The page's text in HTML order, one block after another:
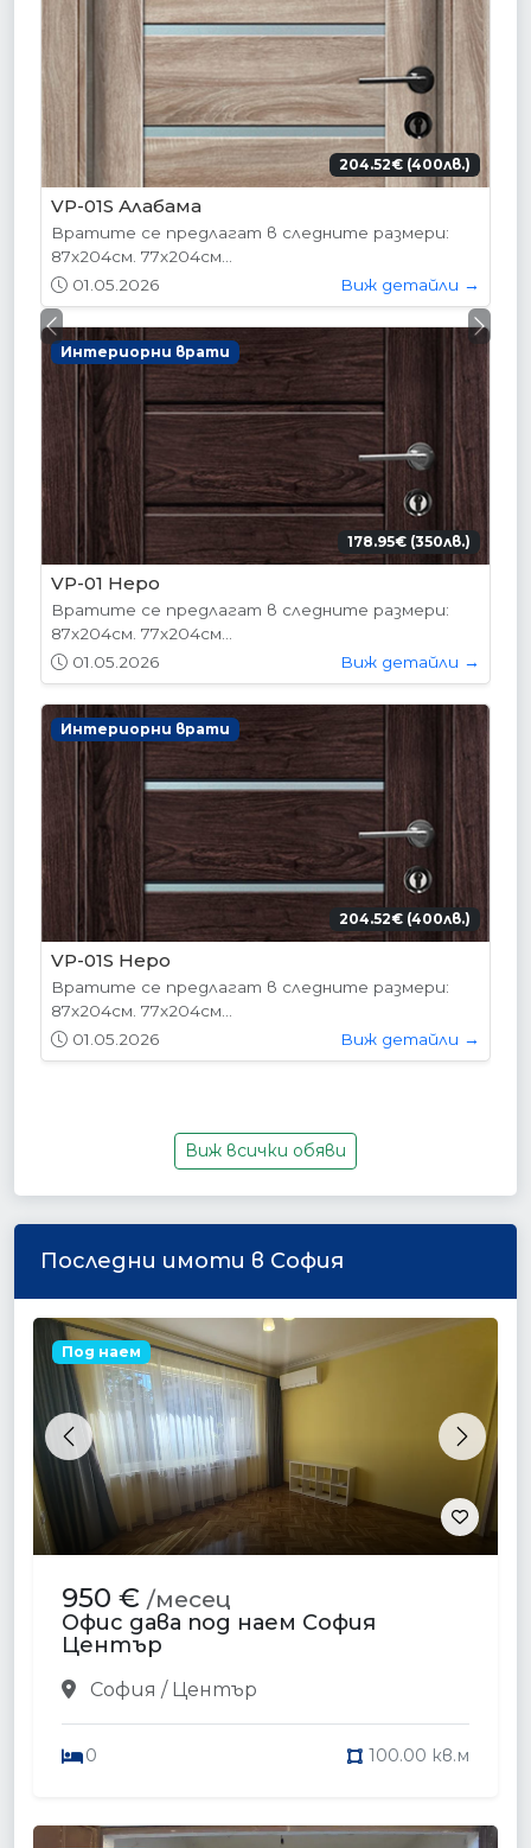
204.52€ (400лв.)
VP-01S Алабама
Вратите се предлагат в следните размери:
87х204см. 77х204см...
01.05.2026
Виж детайли →
Интериорни врати
178.95€ (350лв.)
VP-01 Hepo
Вратите се предлагат в следните размери:
87х204см. 77х204см...
01.05.2026
Виж детайли →
Интериорни врати
204.52€ (400лв.)
VP-01S Hepo
Вратите се предлагат в следните размери:
87х204см. 77х204см...
01.05.2026
Виж детайли →
Previous Next
Виж всички обяви
Последни имоти в София
Previous Next
Под наем
950 € /месец
Офис дава под наем София
Център
София / Център
0 100.00 кв.м